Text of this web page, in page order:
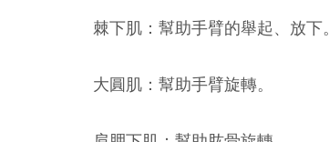
棘下肌：幫助手臂的舉起、放下。
大圓肌：幫助手臂旋轉。